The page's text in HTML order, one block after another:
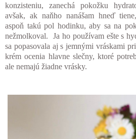
konzisteniu, zanechá pokožku
avšak, ak naňho nanášam hneď
aspoň takú pol hodinku, aby sa na
nežmolkoval. Ja ho používam ešte s
sa popasovala aj s jemnými vráskami
krém ocenia hlavne slečny, ktoré
ale nemajú žiadne vrásky.